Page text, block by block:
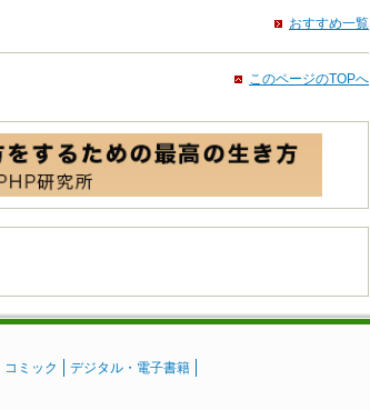
おすすめ一覧
このページのTOPへ
コミック デジタル・電子書籍